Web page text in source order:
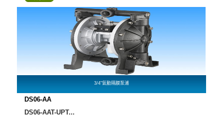
3/4"氣動隔膜泵浦
DS06-AA
DS06-AAT-UPT...